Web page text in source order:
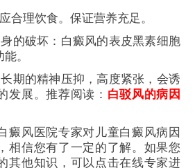
合理饮食。保证营养充足。
破坏：白癜风的表皮黑素细胞
。
的精神压抑，高度紧张，会诱
发展。推荐阅读： 白驳风的病因
风医院专家对儿童白癜风病因
相信您有了一定的了解。如果您
其他知识，可以点击在线专家进